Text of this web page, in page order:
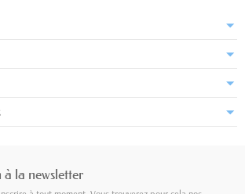
la newsletter